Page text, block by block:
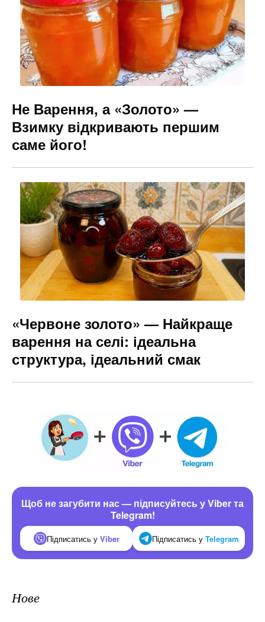
Не Варення, а «Золото» —
Взимку відкривають першим
саме його!
«Червоне золото» — Найкраще
варення на селі: ідеальна
структура, ідеальний смак
Щоб не загубити нас — підписуйтесь у Viber та
Telegram!
Підписатись у Viber Підписатись у Telegram
Нове